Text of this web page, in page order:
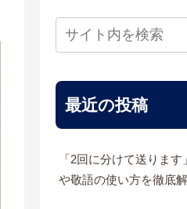
最近の投稿
「2回に分けて送りま
や敬語の使い方を徹底